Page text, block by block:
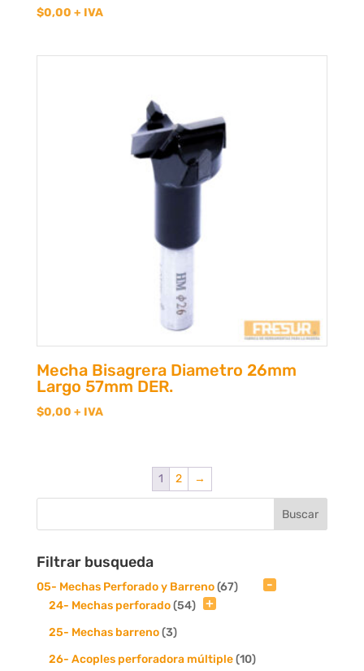
$0,00 + IVA
Mecha Bisagrera Diametro 26mm
Largo 57mm DER.
$0,00 + IVA
1 2 →
Filtrar busqueda
05- Mechas Perforado y Barreno(67)
24- Mechas perforado(54)
25- Mechas barreno(3)
26- Acoples perforadora múltiple(10)